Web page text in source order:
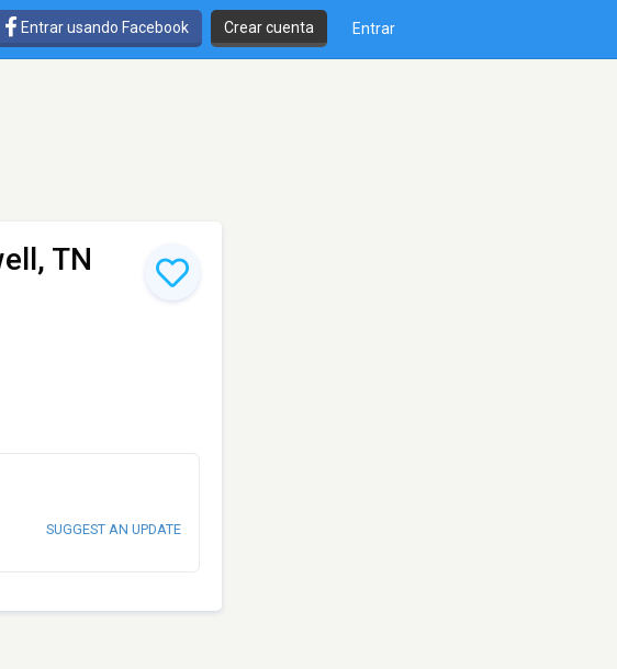
Entrar usando Facebook Crear cuenta Entrar
TN
SUGGEST AN UPDATE